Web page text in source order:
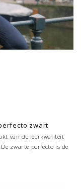
zwart
van de leerkwaliteit
zwarte perfecto is de
mooie details zoals riem